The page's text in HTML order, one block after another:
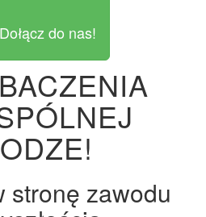
Dołącz do nas!
stronę zawodu